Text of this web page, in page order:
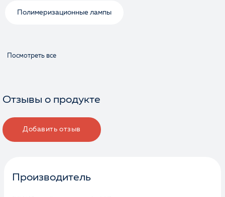
Полимеризационные лампы
Посмотреть все
Отзывы о продукте
Добавить отзыв
Производитель